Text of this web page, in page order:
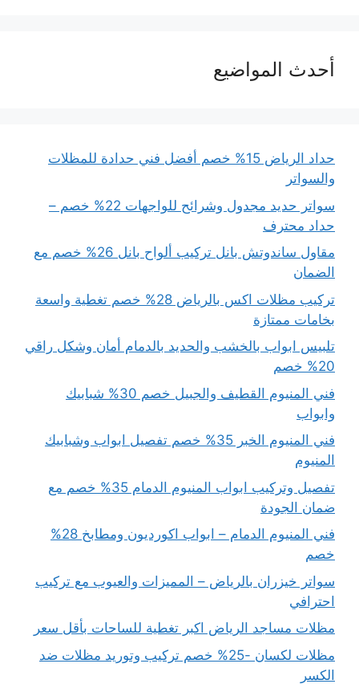
أحدث المواضيع
حداد الرياض 15% خصم أفضل فني حدادة للمظلات
والسواتر
سواتر حديد مجدول وشرائح للواجهات 22% خصم –
حداد محترف
مقاول ساندوتش بانل تركيب ألواح بانل 26% خصم مع
الضمان
تركيب مظلات اكس بالرياض 28% خصم تغطية واسعة
بخامات ممتازة
تلبيس ابواب بالخشب والحديد بالدمام أمان وشكل راقي
20% خصم
فني المنيوم القطيف والجبيل خصم 30% شبابيك
وابواب
فني المنيوم الخبر 35% خصم تفصيل ابواب وشبابيك
المنيوم
تفصيل وتركيب ابواب المنيوم الدمام 35% خصم مع
ضمان الجودة
فني المنيوم الدمام – ابواب اكورديون ومطابخ 28%
خصم
سواتر خيزران بالرياض – المميزات والعيوب مع تركيب
احترافي
مظلات مساجد الرياض اكبر تغطية للساحات بأقل سعر
مظلات لكسان -25% خصم تركيب وتوريد مظلات ضد
الكسر